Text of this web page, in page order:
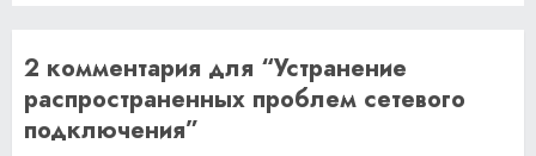
2 комментария для “Устранение
распространенных проблем сетевого
подключения”